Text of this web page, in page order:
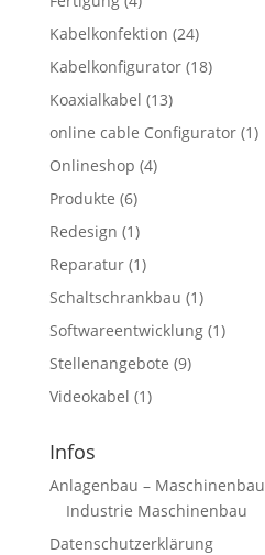
Kabelkonfektion (24)
Kabelkonfigurator(18)
Koaxialkabel (13)
online cable Configurator(1)
Onlineshop (4)
Produkte (6)
Redesign (1)
Reparatur(1)
Schaltschrankbau (1)
Softwareentwicklung(1)
Stellenangebote (9)
Videokabel (1)
Infos
Anlagenbau – Maschinenbau
Industrie Maschinenbau
Datenschutzerklärung